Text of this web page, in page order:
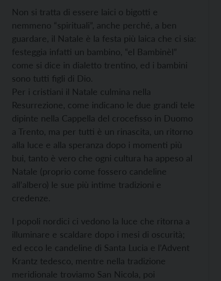
Non si tratta di essere laici o bigotti e
nemmeno “spirituali”, anche perché, a ben
guardare, il Natale è la festa più laica che ci sia:
festeggia infatti un bambino, “el Bambinèl”
come si dice in dialetto trentino, ed i bambini
sono tutti figli di Dio.
Per i cristiani il Natale culmina nella
Resurrezione, come indicano le due grandi tele
dipinte nella Cappella del crocefisso in Duomo
a Trento, ma per tutti è un rinascita, un ritorno
alla luce e alla speranza dopo i momenti più
bui, tanto è vero che ogni cultura ha appeso al
Natale (proprio come fossero candeline
all’albero) le sue più intime tradizioni e
credenze.
I popoli nordici ci vedono la luce che ritorna a
illuminare e scaldare dopo i mesi di oscurità;
ed ecco le candeline di Santa Lucia e l’Advent
Krantz tedesco, mentre nella tradizione
meridionale troviamo San Nicola, poi